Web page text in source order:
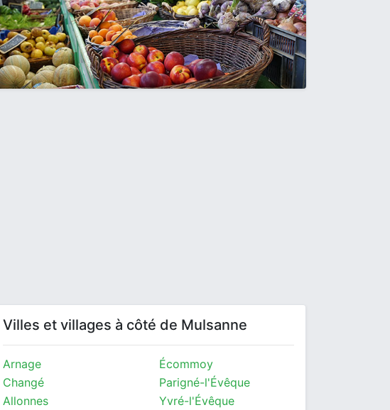
Villes et villages à côté de Mulsanne
Arnage
Écommoy
Changé
Parigné-l'Évêque
Allonnes
Yvré-l'Évêque